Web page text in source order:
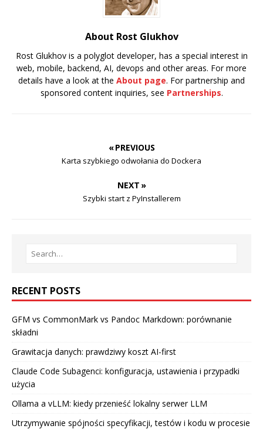
About Rost Glukhov
Rost Glukhov is a polyglot developer, has a special interest in
web, mobile, backend, AI, devops and other areas. For more
details have a look at the About page. For partnership and
sponsored content inquiries, see Partnerships.
« PREVIOUS
Karta szybkiego odwołania do Dockera
NEXT »
Szybki start z PyInstallerem
RECENT POSTS
GFM vs CommonMark vs Pandoc Markdown: porównanie
składni
Grawitacja danych: prawdziwy koszt AI-first
Claude Code Subagenci: konfiguracja, ustawienia i przypadki
użycia
Ollama a vLLM: kiedy przenieść lokalny serwer LLM
Utrzymywanie spójności specyfikacji, testów i kodu w procesie